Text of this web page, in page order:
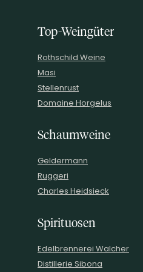
ARTIKELNUMMER
Top-Weingüter
Rothschild Weine
Masi
Stellenrust
Domaine Horgelus
Schaumweine
Geldermann
Ruggeri
Charles Heidsieck
Spirituosen
Edelbrennerei Walcher
Distillerie Sibona